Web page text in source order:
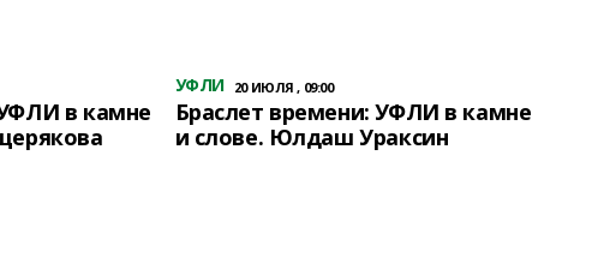
в камне
УФЛИ 20 ИЮЛЯ , 09:00
Браслет времени: УФЛИ в камне
и слове. Юлдаш Ураксин